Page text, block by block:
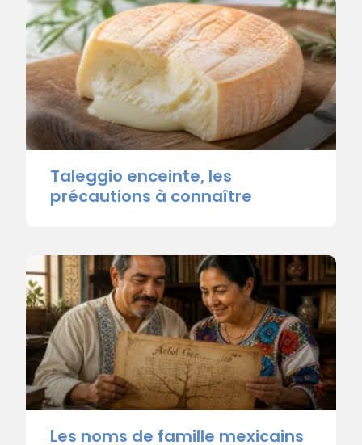
Taleggio enceinte, les
précautions à connaître
Les noms de famille mexicains